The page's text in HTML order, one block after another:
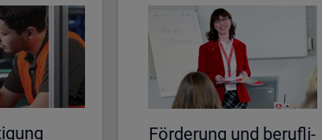
För­de­rung und be­ruf­li­